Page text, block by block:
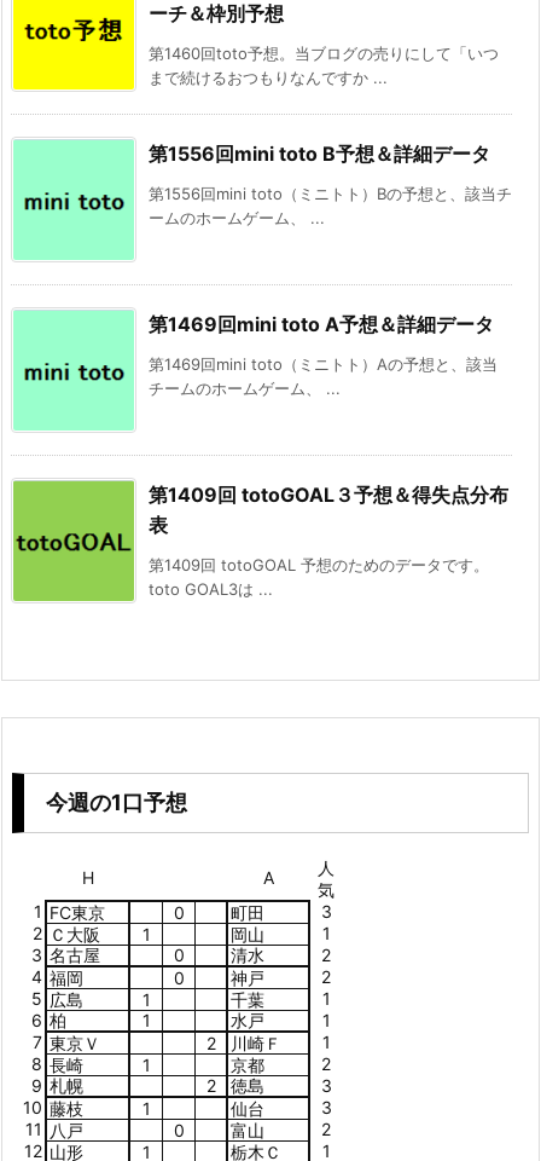
ーチ＆枠別予想
第1460回toto予想。当ブログの売りにして「いつ
まで続けるおつもりなんですか ...
第1556回mini toto B予想＆詳細データ
第1556回mini toto（ミニトト）Bの予想と、該当チ
ームのホームゲーム、 ...
第1469回mini toto A予想＆詳細データ
第1469回mini toto（ミニトト）Aの予想と、該当
チームのホームゲーム、 ...
第1409回 totoGOAL３予想＆得失点分布
表
第1409回 totoGOAL 予想のためのデータです。
toto GOAL3は ...
今週の1口予想
H A
人
気
1 FC東京 0 町田
3
2 Ｃ大阪 1 岡山
1
3 名古屋 0 清水
2
4 福岡 0 神戸
2
5 広島 1 千葉
1
6 柏 1 水戸
1
7 東京Ｖ 2 川崎Ｆ
1
8 長崎 1 京都
2
9 札幌 2 徳島
3
10 藤枝 1 仙台
3
11 八戸 0 富山
2
12 山形 1 栃木Ｃ 1